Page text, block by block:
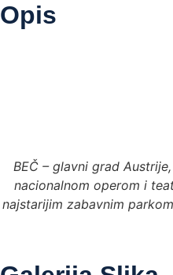
Opis
BEČ – glavni grad
nacionalnom operom i
najstarijim zabavnim